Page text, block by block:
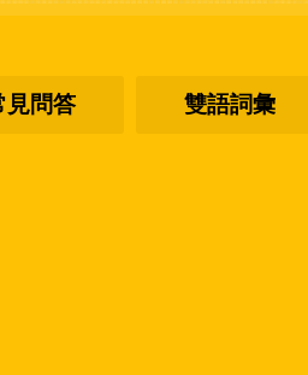
見問答 雙語詞彙